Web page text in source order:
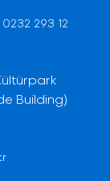
0232 293 12
Building)